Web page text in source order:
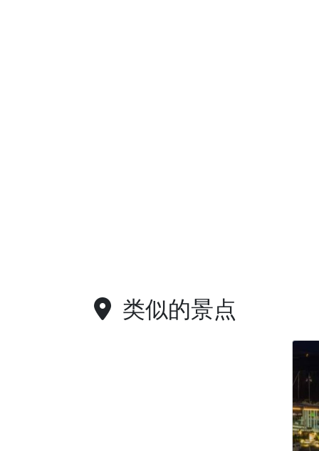
类似的景点